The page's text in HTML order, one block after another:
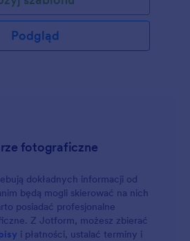
jak data rozpoczęcia i
i metoda płatności. Formularz
E-podpisu, pozwalający
Podgląd
fotograficzne
dokładnych informacji od
będą mogli skierować na nich
posiadać profesjonalne
Z Jotform, możesz zbierać
i płatności, ustalać terminy i